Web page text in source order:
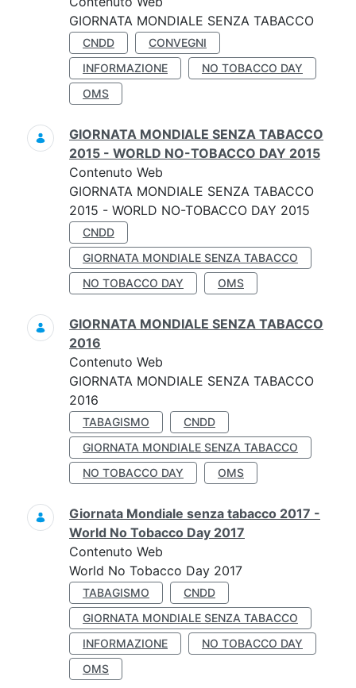
GIORNATA MONDIALE SENZA TABACCO
CNDD
CONVEGNI
INFORMAZIONE
NO TOBACCO DAY
OMS
GIORNATA MONDIALE SENZA TABACCO
2015 - WORLD NO-TOBACCO DAY 2015
Contenuto Web
GIORNATA MONDIALE SENZA TABACCO
2015 - WORLD NO-TOBACCO DAY 2015
CNDD
GIORNATA MONDIALE SENZA TABACCO
NO TOBACCO DAY
OMS
GIORNATA MONDIALE SENZA TABACCO
2016
Contenuto Web
GIORNATA MONDIALE SENZA TABACCO
2016
TABAGISMO
CNDD
GIORNATA MONDIALE SENZA TABACCO
NO TOBACCO DAY
OMS
Giornata Mondiale senza tabacco 2017 -
World No Tobacco Day 2017
Contenuto Web
World No Tobacco Day 2017
TABAGISMO
CNDD
GIORNATA MONDIALE SENZA TABACCO
INFORMAZIONE
NO TOBACCO DAY
OMS